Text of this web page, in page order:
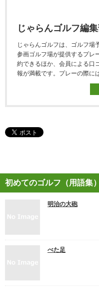
じゃらんゴルフ編
じゃらんゴルフは、ゴルフ場
参画ゴルフ場が提供するプレ
約できるほか、会員による口
報が満載です。プレーの際に
初めてのゴルフ（用語集
明治の大砲
べた足